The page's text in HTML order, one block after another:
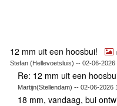
12 mm uit een hoosbui! (
Stefan (Hellevoetsluis) -- 02-06-2026
Re: 12 mm uit een
Martijn(Stellendam) -- 02-06-2026
18 mm, vandaag, bui